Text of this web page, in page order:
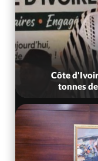
Côte
tonnes